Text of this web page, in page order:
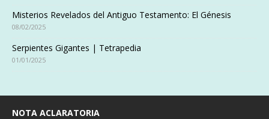
Misterios Revelados del Antiguo Testamento: El Génesis
08/02/2025
Serpientes Gigantes | Tetrapedia
01/01/2025
NOTA ACLARATORIA